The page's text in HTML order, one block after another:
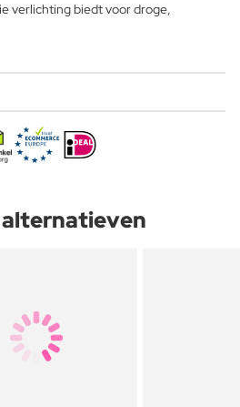
verlichting biedt voor droge,